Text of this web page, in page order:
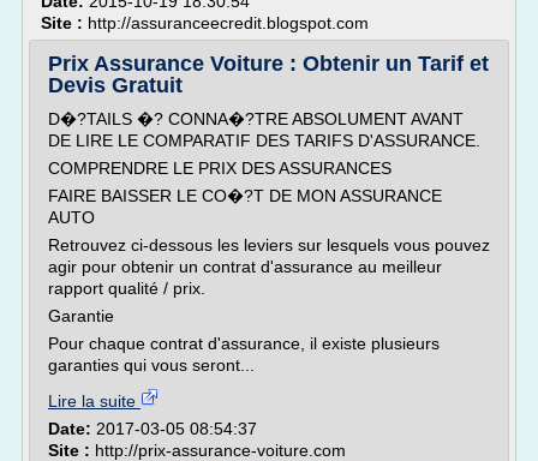
Site : http://assuranceecredit.blogspot.com
Prix Assurance Voiture : Obtenir un Tarif et
Devis Gratuit
D�?TAILS �? CONNA�?TRE ABSOLUMENT AVANT
DE LIRE LE COMPARATIF DES TARIFS D'ASSURANCE.
COMPRENDRE LE PRIX DES ASSURANCES
FAIRE BAISSER LE CO�?T DE MON ASSURANCE
AUTO
Retrouvez ci-dessous les leviers sur lesquels vous pouvez
agir pour obtenir un contrat d'assurance au meilleur
rapport qualité / prix.
Garantie
Pour chaque contrat d'assurance, il existe plusieurs
garanties qui vous seront...
Lire la suite
Date: 2017-03-05 08:54:37
Site : http://prix-assurance-voiture.com